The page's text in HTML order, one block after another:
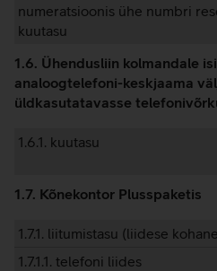
numeratsioonis ühe numbri
kuutasu
1.6. Ühendusliin kolmandale
analoogtelefoni-keskjaama
üldkasutatavasse
1.6.1. kuutasu
1.7. Kõnekontor Plusspaketis
1.7.1. liitumistasu (liidese
1.7.1.1. telefoni liides